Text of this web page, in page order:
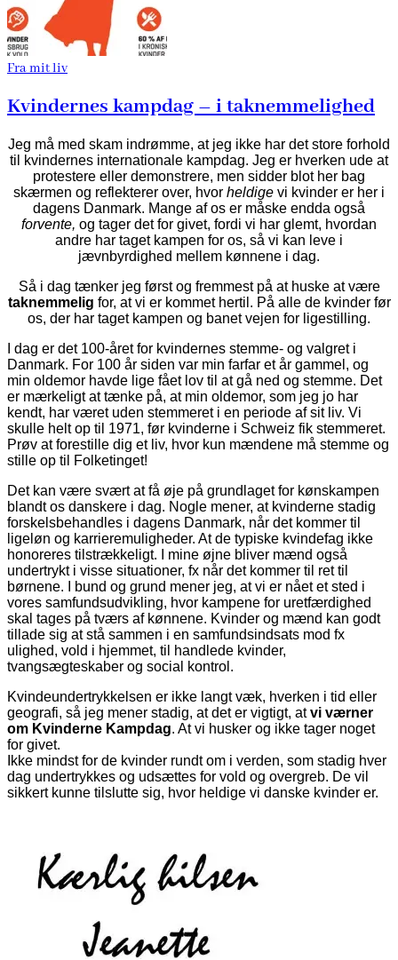
Fra mit liv
Kvindernes kampdag – i taknemmelighed
Jeg må med skam indrømme, at jeg ikke har det store forhold
til kvindernes internationale kampdag. Jeg er hverken ude at
protestere eller demonstrere, men sidder blot her bag
skærmen og reflekterer over, hvor heldige vi kvinder er her i
dagens Danmark. Mange af os er måske endda også
forvente, og tager det for givet, fordi vi har glemt, hvordan
andre har taget kampen for os, så vi kan leve i
jævnbyrdighed mellem kønnene i dag.
Så i dag tænker jeg først og fremmest på at huske at være
taknemmelig for, at vi er kommet hertil. På alle de kvinder før
os, der har taget kampen og banet vejen for ligestilling.
I dag er det 100-året for kvindernes stemme- og valgret i
Danmark. For 100 år siden var min farfar et år gammel, og
min oldemor havde lige fået lov til at gå ned og stemme. Det
er mærkeligt at tænke på, at min oldemor, som jeg jo har
kendt, har været uden stemmeret i en periode af sit liv. Vi
skulle helt op til 1971, før kvinderne i Schweiz fik stemmeret.
Prøv at forestille dig et liv, hvor kun mændene må stemme og
stille op til Folketinget!
Det kan være svært at få øje på grundlaget for kønskampen
blandt os danskere i dag. Nogle mener, at kvinderne stadig
forskelsbehandles i dagens Danmark, når det kommer til
ligeløn og karrieremuligheder. At de typiske kvindefag ikke
honoreres tilstrækkeligt. I mine øjne bliver mænd også
undertrykt i visse situationer, fx når det kommer til ret til
børnene. I bund og grund mener jeg, at vi er nået et sted i
vores samfundsudvikling, hvor kampene for uretfærdighed
skal tages på tværs af kønnene. Kvinder og mænd kan godt
tillade sig at stå sammen i en samfundsindsats mod fx
ulighed, vold i hjemmet, til handlede kvinder,
tvangsægteskaber og social kontrol.
Kvindeundertrykkelsen er ikke langt væk, hverken i tid eller
geografi, så jeg mener stadig, at det er vigtigt, atvi værner
om Kvinderne Kampdag. At vi husker og ikke tager noget
for givet.
Ikke mindst for de kvinder rundt om i verden, som stadig hver
dag undertrykkes og udsættes for vold og overgreb. De vil
sikkert kunne tilslutte sig, hvor heldige vi danske kvinder er.